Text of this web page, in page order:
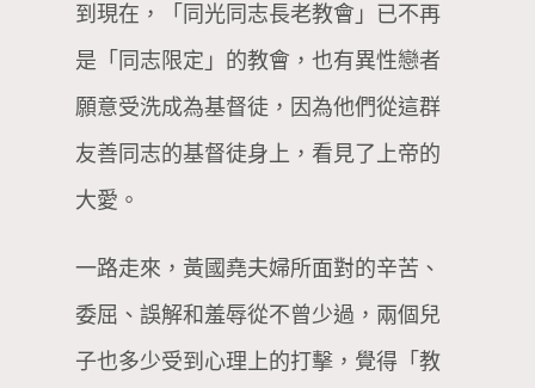
到現在，「同光同志長老教會」已不再
是「同志限定」的教會，也有異性戀者
願意受洗成為基督徒，因為他們從這群
友善同志的基督徒身上，看見了上帝的
大愛。
一路走來，黃國堯夫婦所面對的辛苦、
委屈、誤解和羞辱從不曾少過，兩個兒
子也多少受到心理上的打擊，覺得「教